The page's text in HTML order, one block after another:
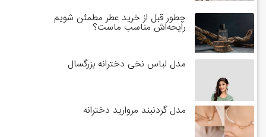
چطور قبل از خرید عطر مطمئن شویم
رایحه‌اش مناسب ماست؟
مدل لباس نخی دخترانه بزرگسال
مدل گردنبند مروارید دخترانه